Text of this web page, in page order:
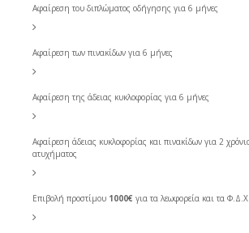
Αφαίρεση του διπλώματος οδήγησης για 6 μήνες
Αφαίρεση των πινακίδων για 6 μήνες
Αφαίρεση της άδειας κυκλοφορίας για 6 μήνες
Αφαίρεση άδειας κυκλοφορίας και πινακίδων για 2
ατυχήματος
Επιβολή προστίμου 1000€ για τα λεωφορεία και τα Φ.Δ.Χ.